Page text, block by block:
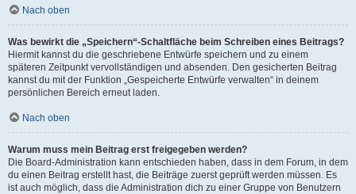
Nach oben
Was bewirkt die „Speichern“-Schaltfläche beim Schreiben eines Beitrags?
Hiermit kannst du die geschriebene Entwürfe speichern und zu einem
späteren Zeitpunkt vervollständigen und absenden. Den gesicherten Beitrag
kannst du mit der Funktion „Gespeicherte Entwürfe verwalten“ in deinem
persönlichen Bereich erneut laden.
Nach oben
Warum muss mein Beitrag erst freigegeben werden?
Die Board-Administration kann entschieden haben, dass in dem Forum, in dem
du einen Beitrag erstellt hast, die Beiträge zuerst geprüft werden müssen. Es
ist auch möglich, dass die Administration dich zu einer Gruppe von Benutzern